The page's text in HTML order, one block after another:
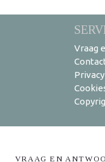
Vraag
VRAAG EN